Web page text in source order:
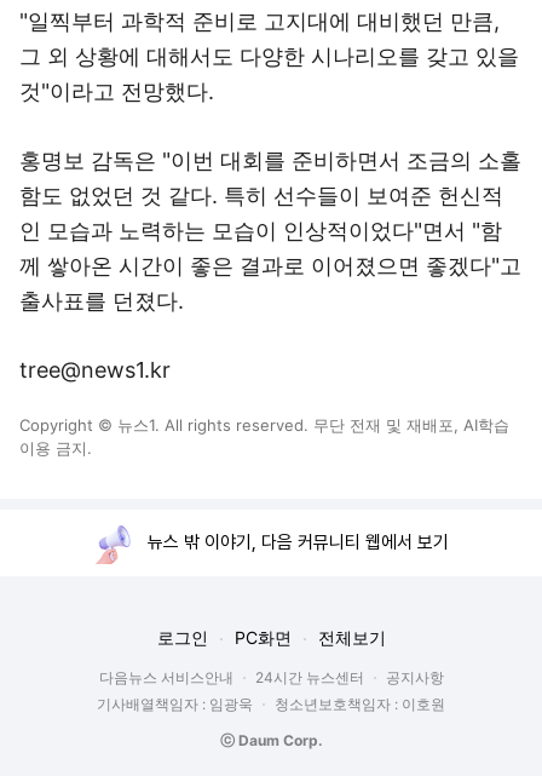
"일찍부터 과학적 준비로 고지대에 대비했던 만큼,
그 외 상황에 대해서도 다양한 시나리오를 갖고 있을
것"이라고 전망했다.
홍명보 감독은 "이번 대회를 준비하면서 조금의 소홀
함도 없었던 것 같다. 특히 선수들이 보여준 헌신적
인 모습과 노력하는 모습이 인상적이었다"면서 "함
께 쌓아온 시간이 좋은 결과로 이어졌으면 좋겠다"고
출사표를 던졌다.
tree@news1.kr
Copyright © 뉴스1. All rights reserved. 무단 전재 및 재배포, AI학습
이용 금지.
뉴스 밖 이야기, 다음 커뮤니티 웹에서 보기
로그인 PC화면 전체보기
다음뉴스 서비스안내 24시간 뉴스센터
공지사항
기사배열책임자 : 임광욱
청소년보호책임자 : 이호원
ⓒ Daum Corp.